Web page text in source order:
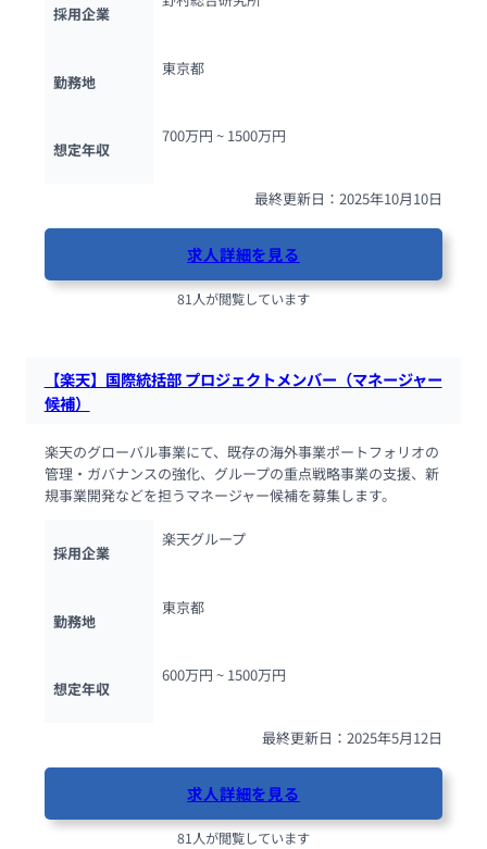
採用企業
勤務地
東京都
想定年収
700万円 ~ 1500万円
最終更新日：2025年10月10日
求人詳細を見る
81人が閲覧しています
【楽天】国際統括部 プロジェクトメンバー（マネージャー
候補）
楽天のグローバル事業にて、既存の海外事業ポートフォリオの
管理・ガバナンスの強化、グループの重点戦略事業の支援、新
規事業開発などを担うマネージャー候補を募集します。
採用企業
楽天グループ
勤務地
東京都
想定年収
600万円 ~ 1500万円
最終更新日：2025年5月12日
求人詳細を見る
81人が閲覧しています